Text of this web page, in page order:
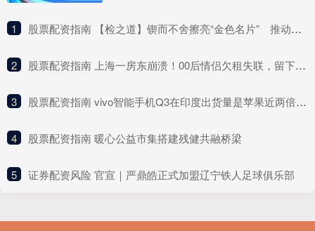
1 ​股票配资指南 【检之道】锲而不舍擦亮“金色名片” 推动作风建设常态化长效化
2 ​股票配资指南 上海一房东崩溃！00后情侣欠租失联，留下满屋狼藉……
3 ​股票配资指南 vivo智能手机Q3在印度出货量是苹果近两倍 小米OPPO也高于苹果
4 ​股票配资指南 暖心公益市集搭建残健共融桥梁
5 ​证券配资风险 官宣｜严鼎皓正式加盟辽宁铁人足球俱乐部